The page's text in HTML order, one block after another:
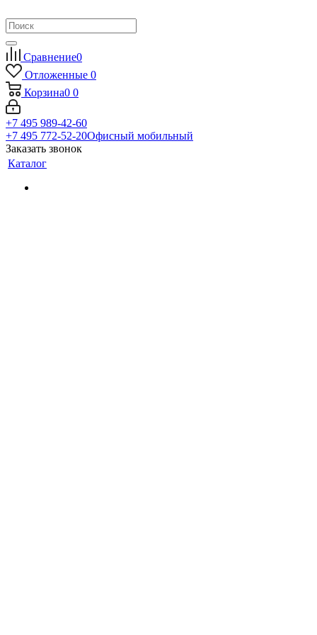
Сравнение0
Отложенные 0
Корзина0 0
+7 495 989-42-60
+7 495 772-52-20Офисный мобильный
Заказать звонок
Каталог